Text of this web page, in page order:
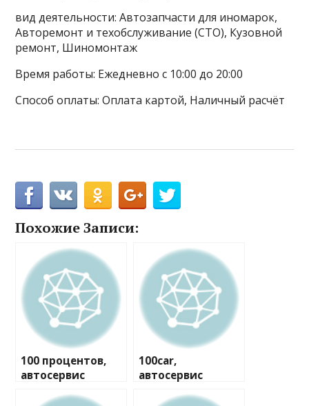
вид деятельности: Автозапчасти для иномарок,
Авторемонт и техобслуживание (СТО), Кузовной
ремонт, Шиномонтаж
Время работы: Ежедневно с 10:00 до 20:00
Способ оплаты: Оплата картой, Наличный расчёт
Похожие Записи:
100 процентов,
автосервис
100car,
автосервис